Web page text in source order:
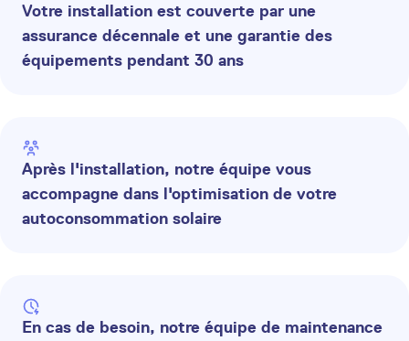
Votre installation est couverte par une
assurance décennale et une garantie des
équipements pendant 30 ans
Après l'installation, notre équipe vous
accompagne dans l'optimisation de votre
autoconsommation solaire
En cas de besoin, notre équipe de maintenance